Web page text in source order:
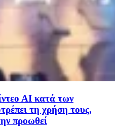
ΑΙ κατά των
τη χρήση τους,
προωθεί